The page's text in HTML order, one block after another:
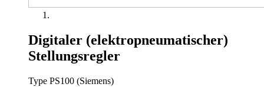
Digitaler (elektropneumatischer)
Stellungsregler
Type PS100 (Siemens)